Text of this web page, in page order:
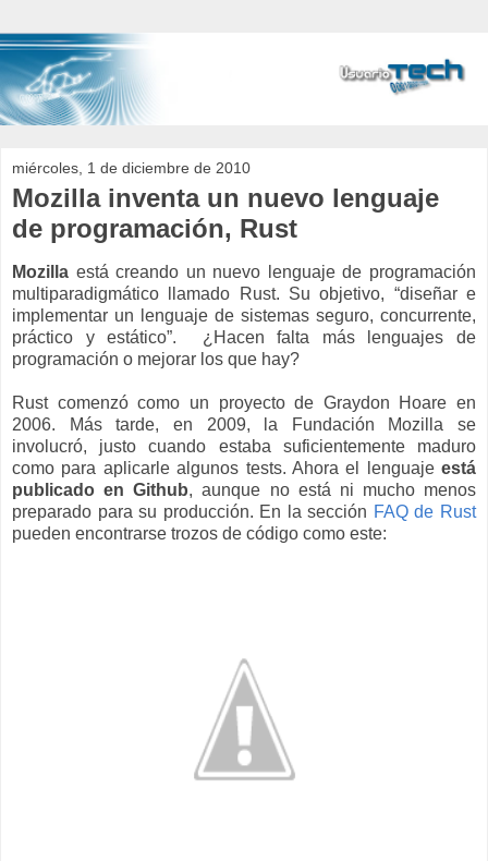
miércoles, 1 de diciembre de 2010
Mozilla inventa un nuevo lenguaje
de programación, Rust
Mozilla está creando un nuevo lenguaje de programación
multiparadigmático llamado Rust. Su objetivo, “diseñar e
implementar un lenguaje de sistemas seguro, concurrente,
práctico y estático”. ¿Hacen falta más lenguajes de
programación o mejorar los que hay?
Rust comenzó como un proyecto de Graydon Hoare en
2006. Más tarde, en 2009, la Fundación Mozilla se
involucró, justo cuando estaba suficientemente maduro
como para aplicarle algunos tests. Ahora el lenguajeestá
publicado en Github, aunque no está ni mucho menos
preparado para su producción. En la sección FAQ de Rust
pueden encontrarse trozos de código como este: